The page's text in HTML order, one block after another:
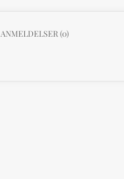
ANMELDELSER (0)